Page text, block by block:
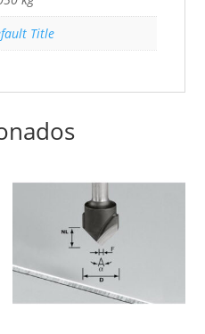
Title